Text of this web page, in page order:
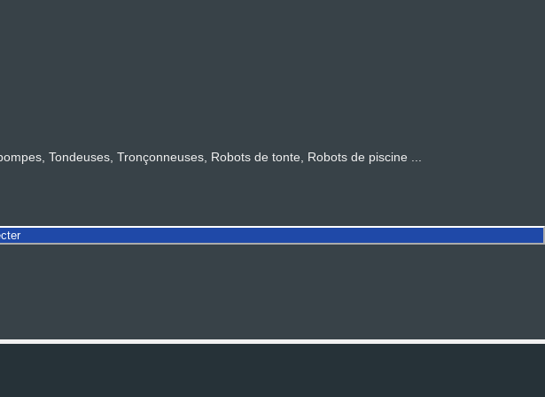
Tondeuses, Tronçonneuses, Robots de tonte, Robots de piscine ...